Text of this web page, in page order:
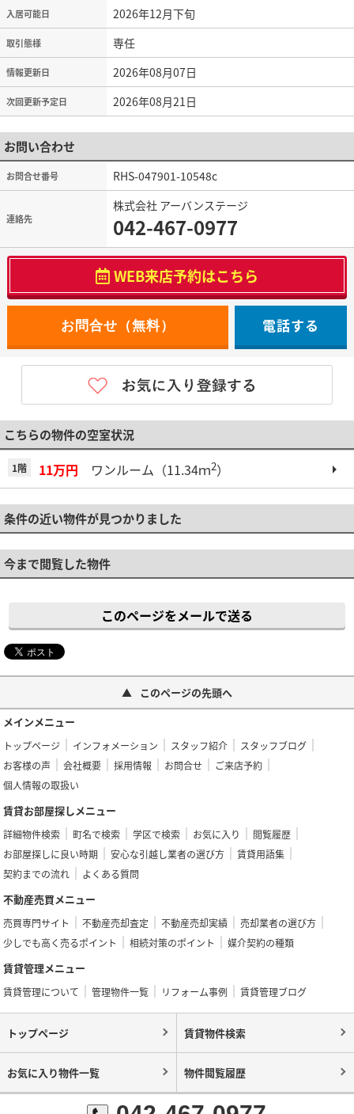
入居可能日 2026年12月下旬
取引態様 専任
情報更新日 2026年08月07日
次回更新予定日 2026年08月21日
お問い合わせ
お問合せ番号 RHS-047901-10548c
連絡先
株式会社 アーバンステージ
042-467-0977
WEB来店予約はこちら
電話する
こちらの物件の空室状況
1階 11万円 ワンルーム（11.34ｍ2）
条件の近い物件が見つかりました
今まで閲覧した物件
このページをメールで送る
このページの先頭へ
メインメニュー
トップページ インフォメーション スタッフ紹介
スタッフブログ
お客様の声
会社概要 採用情報 お問合せ
ご来店予約
個人情報の取扱い
賃貸お部屋探しメニュー
詳細物件検索 町名で検索 学区で検索 お気に入り
閲覧履歴
お部屋探しに良い時期
安心な引越し業者の選び方
賃貸用語集
契約までの流れ
よくある質問
不動産売買メニュー
売買専門サイト 不動産売却査定 不動産売却実績
売却業者の選び方
少しでも高く売るポイント
相続対策のポイント 媒介契約の種類
賃貸管理メニュー
賃貸管理について 管理物件一覧 リフォーム事例 賃貸管理ブログ
トップページ 賃貸物件検索
お気に入り物件一覧 物件閲覧履歴